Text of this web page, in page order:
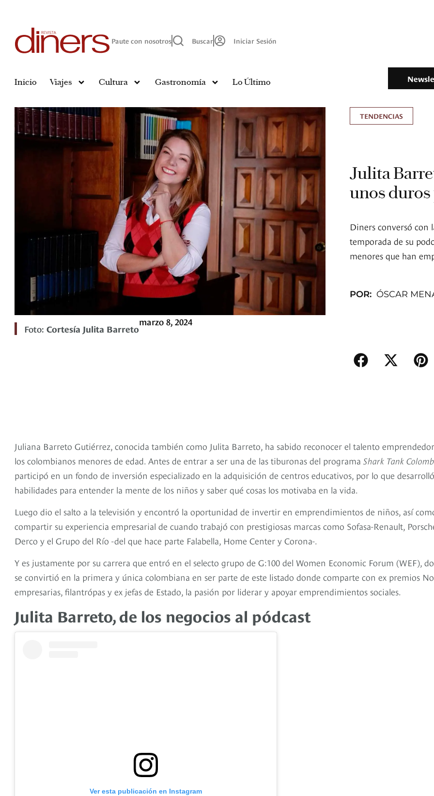
Paute con nosotros Buscar Iniciar Sesión
Inicio Viajes Cultura Gastronomía Lo Último
Foto: Cortesía Julita Barreto
marzo 8, 2024
TENDENCIAS
Julita
unos duros
Diners conversó con
temporada de su
menores que han
POR: ÓSCAR
Juliana Barreto Gutiérrez, conocida también como Julita Barreto, ha sabido reconocer el talento
los colombianos menores de edad. Antes de entrar a ser una de las tiburonas del programa Shark Tank
participó en un fondo de inversión especializado en la adquisición de centros educativos, por lo que
habilidades para entender la mente de los niños y saber qué cosas los motivaba en la vida.
Luego dio el salto a la televisión y encontró la oportunidad de invertir en emprendimientos de niños, así
compartir su experiencia empresarial de cuando trabajó con prestigiosas marcas como Sofasa-Renault,
Derco y el Grupo del Río -del que hace parte Falabella, Home Center y Corona-.
Y es justamente por su carrera que entró en el selecto grupo de G:100 del Women Economic Forum (WEF),
se convirtió en la primera y única colombiana en ser parte de este listado donde comparte con ex premios
empresarias, filantrópas y ex jefas de Estado, la pasión por liderar y apoyar emprendimientos sociales.
Julita Barreto, de los negocios al pódcast
Ver esta publicación en Instagram